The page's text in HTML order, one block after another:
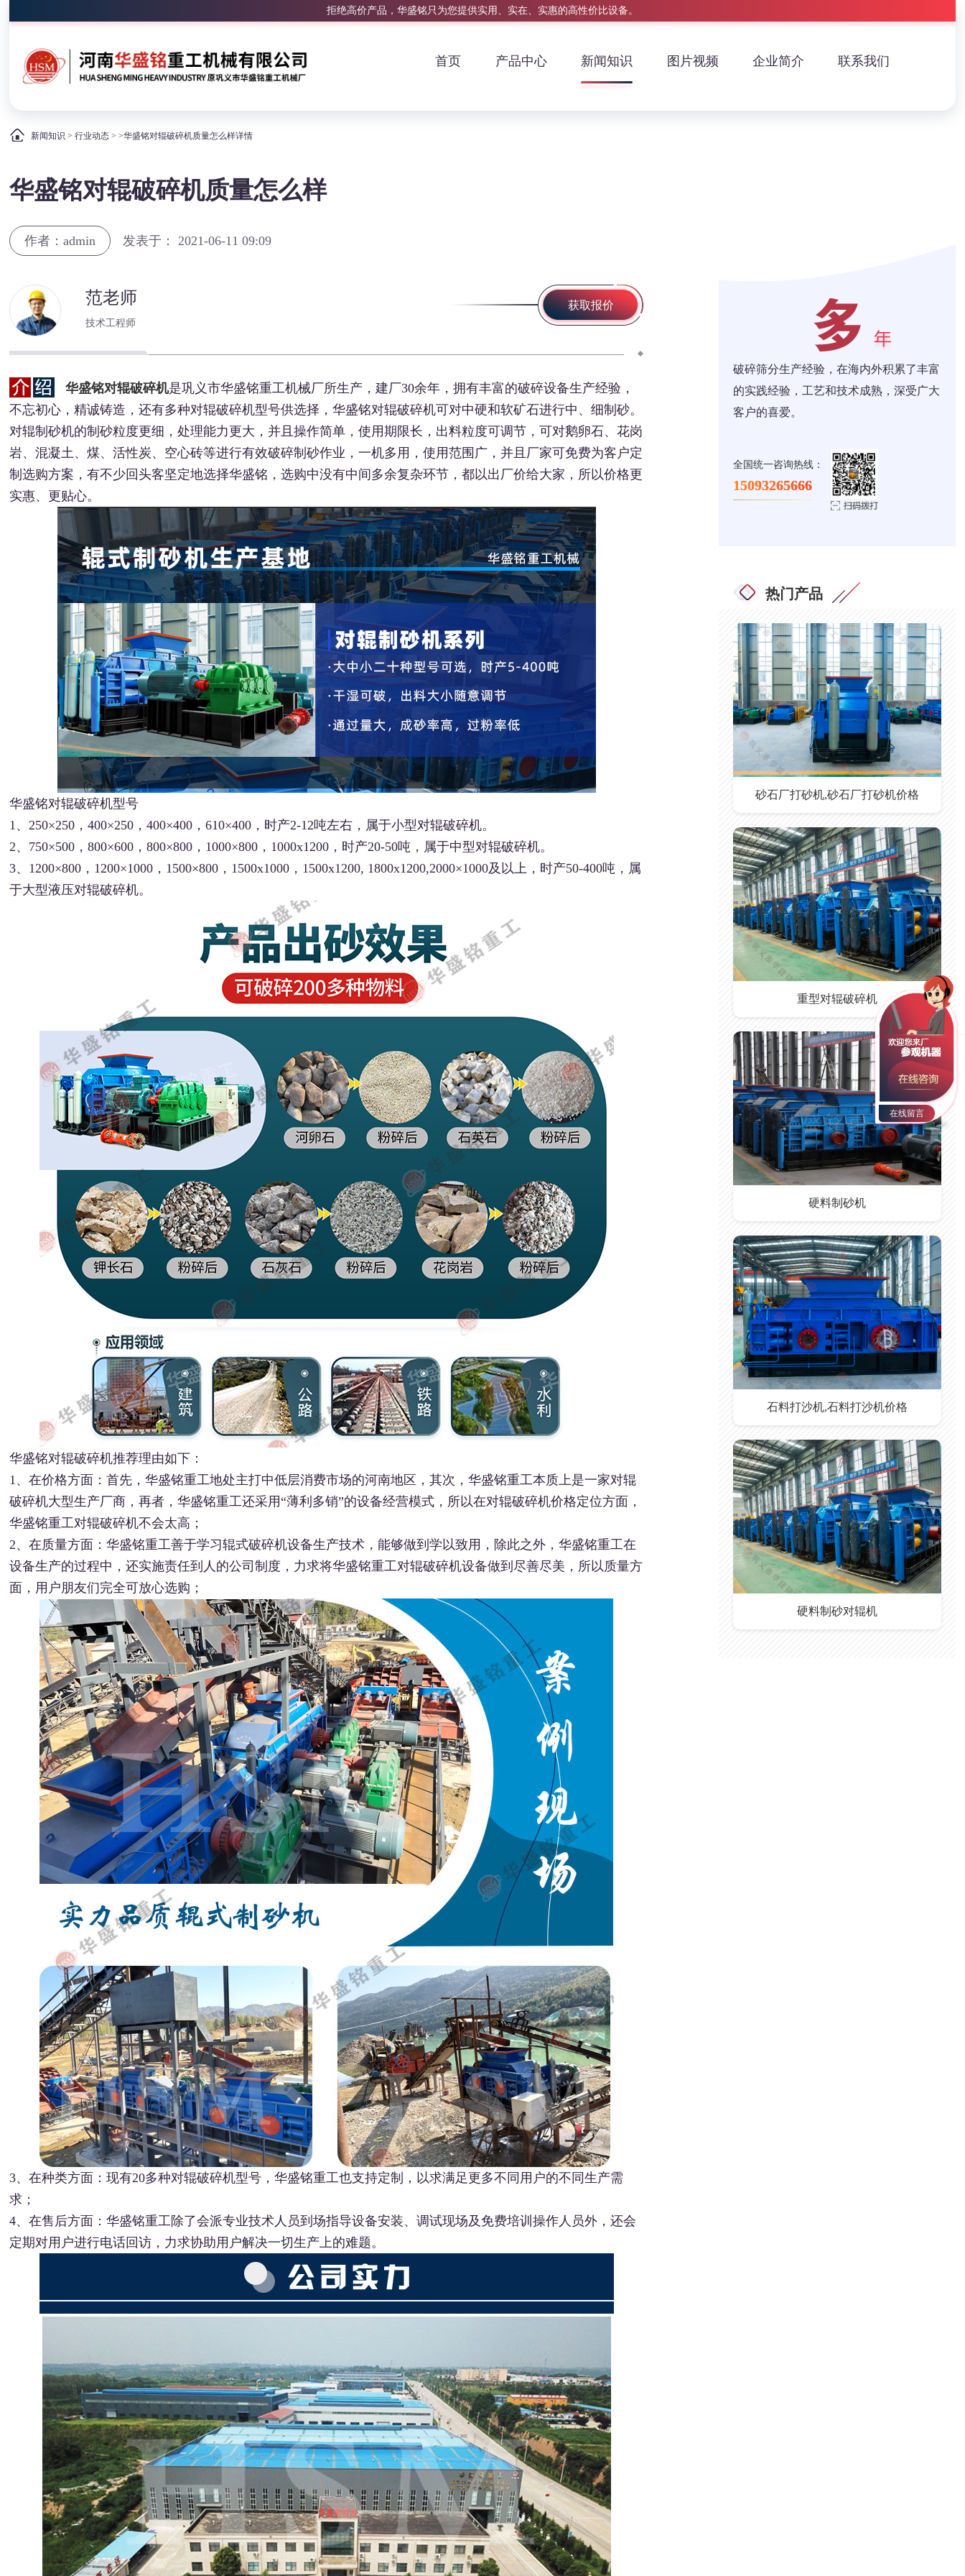
拒绝高价产品，华盛铭只为您提供实用、实在、实惠的高性价比设备。
首页 产品中心 新闻知识 图片视频 企业简介 联系我们
新闻知识 >行业动态 > >华盛铭对辊破碎机质量怎么样详情
华盛铭对辊破碎机质量怎么样
作者：admin 发表于： 2021-06-11 09:09
范老师
技术工程师
获取报价
华盛铭对辊破碎机是巩义市华盛铭重工机械厂所生产，建厂30余年，拥有丰富的破碎设备生产经验，
不忘初心，精诚铸造，还有多种对辊破碎机型号供选择，华盛铭对辊破碎机可对中硬和软矿石进行中、细制砂。
对辊制砂机的制砂粒度更细，处理能力更大，并且操作简单，使用期限长，出料粒度可调节，可对鹅卵石、花岗
岩、混凝土、煤、活性炭、空心砖等进行有效破碎制砂作业，一机多用，使用范围广，并且厂家可免费为客户定
制选购方案，有不少回头客坚定地选择华盛铭，选购中没有中间多余复杂环节，都以出厂价给大家，所以价格更
实惠、更贴心。
华盛铭对辊破碎机型号
1、250×250，400×250，400×400，610×400，时产2-12吨左右，属于小型对辊破碎机。
2、750×500，800×600，800×800，1000×800，1000x1200，时产20-50吨，属于中型对辊破碎机。
3、1200×800，1200×1000，1500×800，1500x1000，1500x1200, 1800x1200,2000×1000及以上，时产50-400吨，属
于大型液压对辊破碎机。
华盛铭对辊破碎机推荐理由如下：
1、在价格方面：首先，华盛铭重工地处主打中低层消费市场的河南地区，其次，华盛铭重工本质上是一家对辊
破碎机大型生产厂商，再者，华盛铭重工还采用“薄利多销”的设备经营模式，所以在对辊破碎机价格定位方面，
华盛铭重工对辊破碎机不会太高；
2、在质量方面：华盛铭重工善于学习辊式破碎机设备生产技术，能够做到学以致用，除此之外，华盛铭重工在
设备生产的过程中，还实施责任到人的公司制度，力求将华盛铭重工对辊破碎机设备做到尽善尽美，所以质量方
面，用户朋友们完全可放心选购；
3、在种类方面：现有20多种对辊破碎机型号，华盛铭重工也支持定制，以求满足更多不同用户的不同生产需
求；
4、在售后方面：华盛铭重工除了会派专业技术人员到场指导设备安装、调试现场及免费培训操作人员外，还会
定期对用户进行电话回访，力求协助用户解决一切生产上的难题。
破碎筛分生产经验，在海内外积累了丰富
的实践经验，工艺和技术成熟，深受广大
客户的喜爱。
全国统一咨询热线：
15093265666
热门产品
砂石厂打砂机,砂石厂打砂机价格
重型对辊破碎机
硬料制砂机
石料打沙机,石料打沙机价格
硬料制砂对辊机
在线留言